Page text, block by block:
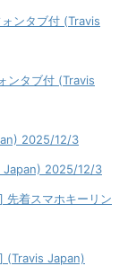
ンタブ付 (Travis
ンタブ付 (Travis
2025/12/3
Japan) 2025/12/3
着スマホキーリン
(Travis Japan)